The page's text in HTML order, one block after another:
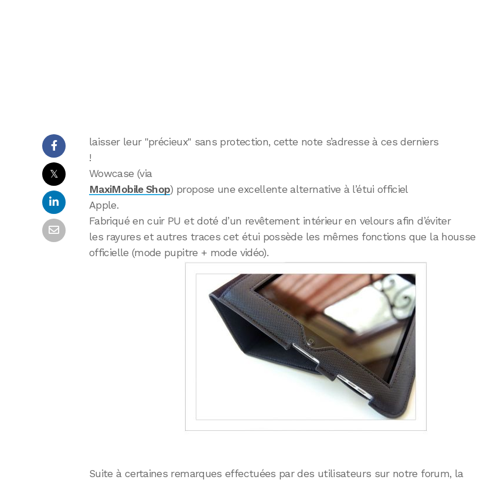
𝕏
laisser leur "précieux" sans protection, cette note s’adresse à ces derniers
!
Wowcase (via
MaxiMobile Shop) propose une excellente alternative à l’étui officiel
Apple.
Fabriqué en cuir PU et doté d’un revêtement intérieur en velours afin d’éviter
les rayures et autres traces cet étui possède les mêmes fonctions que la housse
officielle (mode pupitre + mode vidéo).
Suite à certaines remarques effectuées par des utilisateurs sur notre forum, la